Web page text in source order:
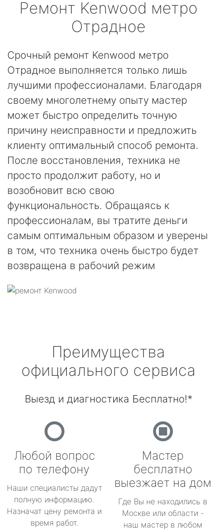
Ремонт Kenwood метро
Отрадное
Срочный ремонт Kenwood метро
Отрадное выполняется только лишь
лучшими профессионалами. Благодаря
своему многолетнему опыту мастер
может быстро определить точную
причину неисправности и предложить
клиенту оптимальный способ ремонта.
После восстановления, техника не
просто продолжит работу, но и
возобновит всю свою
функциональность. Обращаясь к
профессионалам, вы тратите деньги
самым оптимальным образом и уверены
в том, что техника очень быстро будет
возвращена в рабочий режим
Преимущества
официального сервиса
Выезд и диагностика Бесплатно!*
Любой вопрос
по телефону
Наши специалисты дадут
полную информацию.
Назначат цену ремонта и
время работ.
Мастер
бесплатно
выезжает на дом
Где Вы не находились в
Москве или области -
наш мастер в любом